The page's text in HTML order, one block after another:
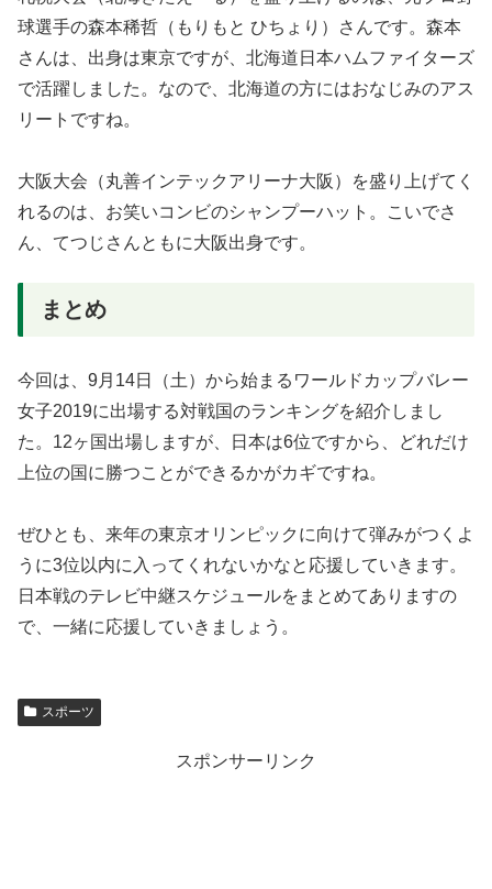
球選手の森本稀哲（もりもと ひちょり）さんです。森本
さんは、出身は東京ですが、北海道日本ハムファイターズ
で活躍しました。なので、北海道の方にはおなじみのアス
リートですね。
大阪大会（丸善インテックアリーナ大阪）を盛り上げてく
れるのは、お笑いコンビのシャンプーハット。こいでさ
ん、てつじさんともに大阪出身です。
まとめ
今回は、9月14日（土）から始まるワールドカップバレー
女子2019に出場する対戦国のランキングを紹介しまし
た。12ヶ国出場しますが、日本は6位ですから、どれだけ
上位の国に勝つことができるかがカギですね。
ぜひとも、来年の東京オリンピックに向けて弾みがつくよ
うに3位以内に入ってくれないかなと応援していきます。
日本戦のテレビ中継スケジュールをまとめてありますの
で、一緒に応援していきましょう。
スポーツ
スポンサーリンク